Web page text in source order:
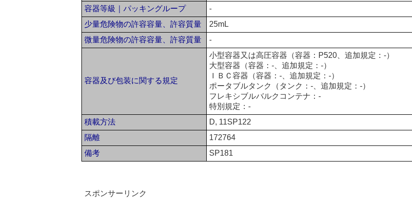
容器等級｜パッキングループ
-
少量危険物の許容容量、許容質量
25mL
微量危険物の許容容量、許容質量
-
容器及び包装に関する規定
小型容器又は高圧容器（容器：P520、追加規定：-）
大型容器（容器：-、追加規定：-）
ＩＢＣ容器（容器：-、追加規定：-）
ポータブルタンク（タンク：-、追加規定：-）
フレキシブルバルクコンテナ：-
特別規定：-
積載方法
D, 11SP122
隔離
172764
備考
SP181
スポンサーリンク